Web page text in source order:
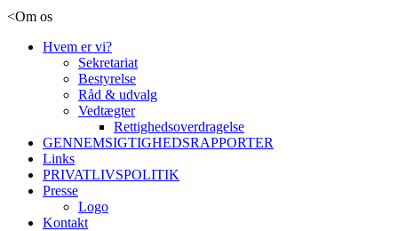
<Om os
Hvem er vi?
Sekretariat
Bestyrelse
Råd & udvalg
Vedtægter
Rettighedsoverdragelse
GENNEMSIGTIGHEDSRAPPORTER
Links
PRIVATLIVSPOLITIK
Presse
Logo
Kontakt